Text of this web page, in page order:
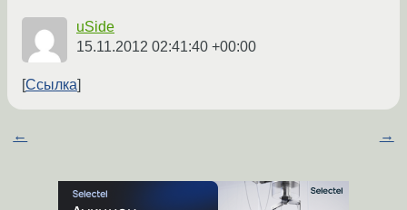
uSide
15.11.2012 02:41:40 +00:00
Ссылка
← →